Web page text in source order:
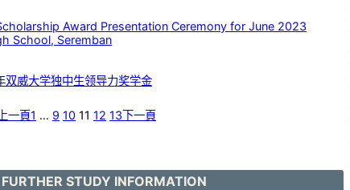
Scholarship Award Presentation Ceremony for June 2023
School, Seremban
双威大学独中生领导力奖学金
上一頁1 … 9 10 11 12 13下一頁
STUDY INFORMATION